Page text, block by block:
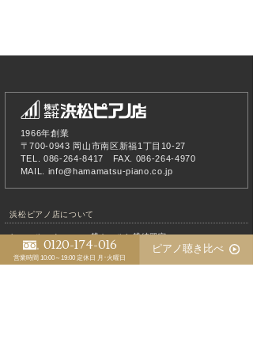
0120-174-016
営業時間 10:00～19:00 定休日 月･火曜日
1966年創業
〒700-0943 岡山市南区新福1丁目10-27
TEL. 086-264-8417 FAX. 086-264-4970
MAIL. info@hamamatsu-piano.co.jp
浜松ピアノ店について
ショールーム 貸ホールと貸練習室
アクセス スタッフ紹介 音声案内
ピアノ聴き比べ